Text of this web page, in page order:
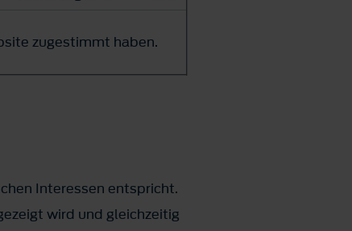
zugestimmt haben.
Interessen entspricht.
wird und gleichzeitig